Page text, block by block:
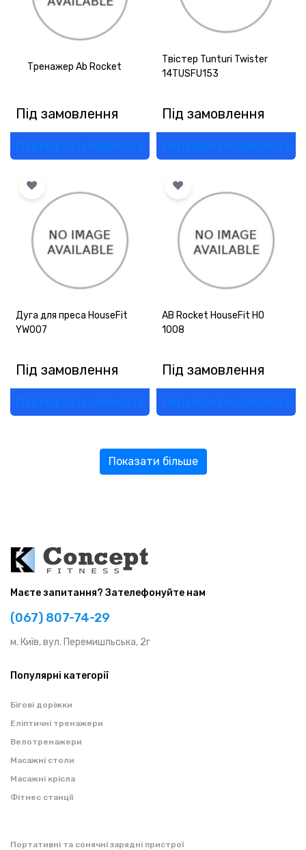
Тренажер Ab Rocket
Під замовлення
Перевірити наявність
Твістер Tunturi Twister
14TUSFU153
Під замовлення
Перевірити наявність
Дуга для преса HouseFit
YW007
Під замовлення
Перевірити наявність
AB Rocket HouseFit HO
1008
Під замовлення
Перевірити наявність
Показати більше
Маєте запитання? Зателефонуйте нам
(067) 807-74-29
м. Київ, вул. Перемишльська, 2г
Популярні категорії
Бігові доріжки
Еліптичні тренажери
Велотренажери
Масажні столи
Масажні крісла
Фітнес станції
Портативні та сонячні зарядні пристрої